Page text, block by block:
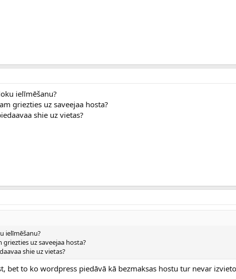
ielīmēšanu?
griezties uz saveejaa hosta?
shie uz vietas?
ielīmēšanu?
uz saveejaa hosta?
shie uz vietas?
bet to ko wordpress piedāvā kā bezmaksas hostu tur nevar